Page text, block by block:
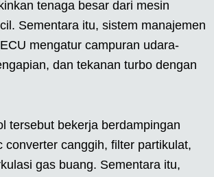
tenaga besar dari mesin
Sementara itu, sistem manajemen
mengatur campuran udara-
dan tekanan turbo dengan
tersebut bekerja berdampingan
converter canggih, filter partikulat,
gas buang. Sementara itu,